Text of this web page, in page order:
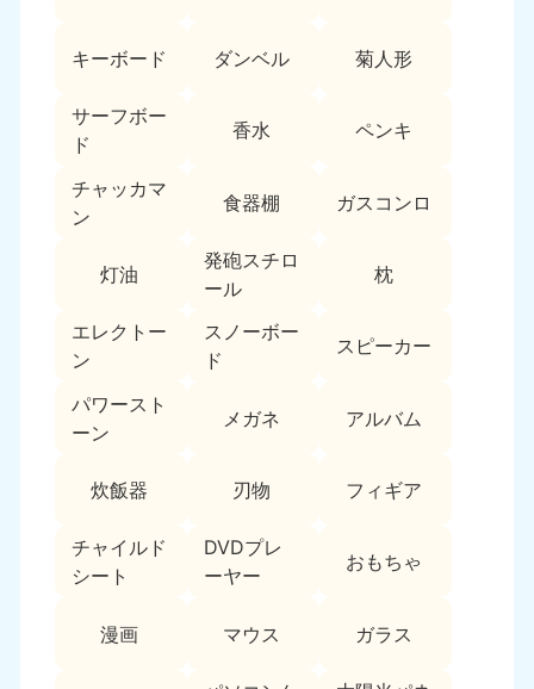
キーボード ダンベル 菊人形
サーフボー
ド
香水 ペンキ
チャッカマ
ン
食器棚 ガスコンロ
灯油
発砲スチロ
ール
枕
エレクトー
ン
スノーボー
ド
スピーカー
パワースト
ーン
メガネ アルバム
炊飯器 刃物 フィギア
チャイルド
シート
DVDプレ
ーヤー
おもちゃ
漫画 マウス ガラス
050-1881-5258
9:00〜19:00 年中無休
050-1881-5261
9:00〜19:00 年中無休
富山県
050-1881-5262
山梨県
050-1881-5263
9:00〜19:00 年中無休
近畿
050-1881-5250
9:00〜19:00 年中無休 9:00〜19:00 年中無休
奈良県
050-1881-5249
三重県
050-1881-5254
滋賀県
9:00〜19:00 年中無休 9:00〜19:00 年中無休